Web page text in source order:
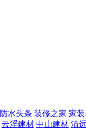
防水头条 装修之家 家
云浮建材 中山建材 清